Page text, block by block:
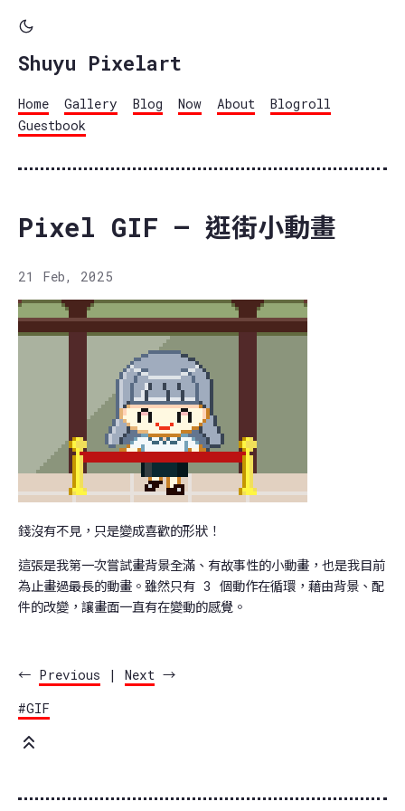
Shuyu Pixelart
Home Gallery Blog Now About
Blogroll
Guestbook
Pixel GIF – 逛街小動畫
21 Feb, 2025
錢沒有不見，只是變成喜歡的形狀！
這張是我第一次嘗試畫背景全滿、有故事性的小動畫，也是我目前
為止畫過最長的動畫。雖然只有 3 個動作在循環，藉由背景、配
件的改變，讓畫面一直有在變動的感覺。
← Previous | Next →
#GIF